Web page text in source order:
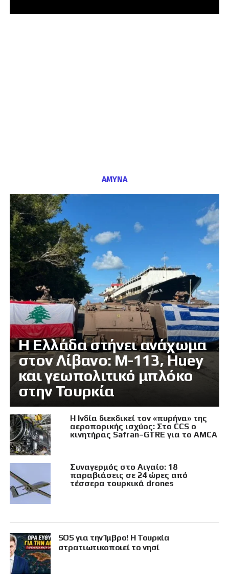
ΑΜΥΝΑ
Η Ελλάδα στήνει ανάχωμα
στον Λίβανο: M-113, Huey
και γεωπολιτικό μπλόκο
στην Τουρκία
Η Ινδία διεκδικεί τον «πυρήνα» της
αεροπορικής ισχύος: Στο CCS ο
κινητήρας Safran–GTRE για το AMCA
Συναγερμός στο Αιγαίο: 18
παραβιάσεις σε 24 ώρες από
τέσσερα τουρκικά drones
SOS για την Ίμβρο! Η Τουρκία
στρατιωτικοποιεί το νησί